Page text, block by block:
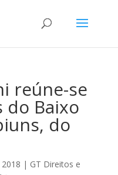
reúne-se
do Baixo
do
| GT Direitos e